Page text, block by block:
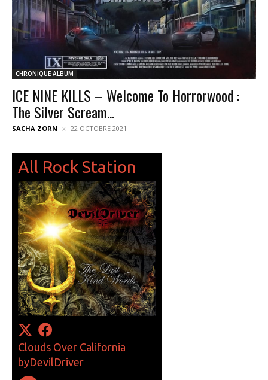
CHRONIQUE ALBUM
ICE NINE KILLS – Welcome To Horrorwood :
The Silver Scream...
SACHA ZORN 22 OCTOBRE 2021